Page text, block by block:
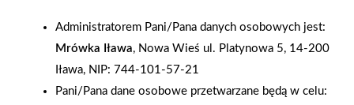
Administratorem Pani/Pana danych osobowych jest:
Mrówka Iława, Nowa Wieś ul. Platynowa 5, 14-200
Iława, NIP: 744-101-57-21
Pani/Pana dane osobowe przetwarzane będą w celu: